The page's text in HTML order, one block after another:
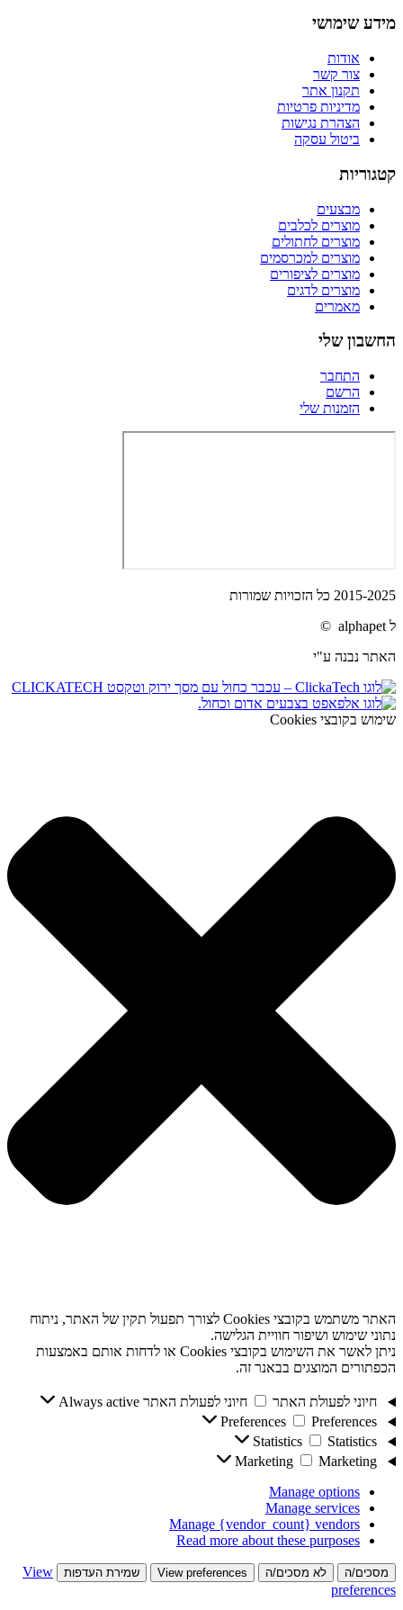
מידע שימושי
אודות
צור קשר
תקנון אתר
מדיניות פרטיות
הצהרת נגישות
ביטול עסקה
קטגוריות
מבצעים
מוצרים לכלבים
מוצרים לחתולים
מוצרים למכרסמים
מוצרים לציפורים
מוצרים לדגים
מאמרים
החשבון שלי
התחבר
הרשם
הזמנות שלי
2015-2025 כל הזכויות שמורות
ל alphapet ©
האתר נבנה ע"י
שימוש בקובצי Cookies
האתר משתמש בקובצי Cookies לצורך תפעול תקין של האתר, ניתוח
נתוני שימוש ושיפור חוויית הגלישה.
ניתן לאשר את השימוש בקובצי Cookies או לדחות אותם באמצעות
הכפתורים המוצגים בבאנר זה.
חיוני לפעולת האתר חיוני לפעולת האתר Always active
Preferences
Preferences
Statistics
Statistics
Marketing
Marketing
Manage options
Manage services
Manage {vendor_count} vendors
Read more about these purposes
מסכים/ה לא מסכים/ה View preferences שמירת העדפות
View
preferences